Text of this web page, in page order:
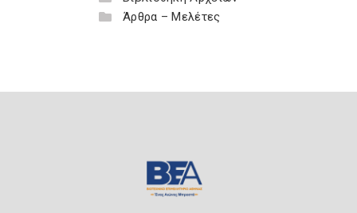
Άρθρα – Μελέτες